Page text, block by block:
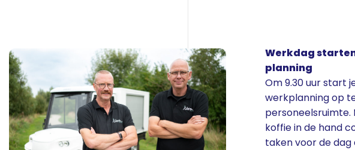
Werkdag
planning
Om 9.30 uur start
werkplanning op
personeelsruimte.
koffie in de hand
taken voor de dag